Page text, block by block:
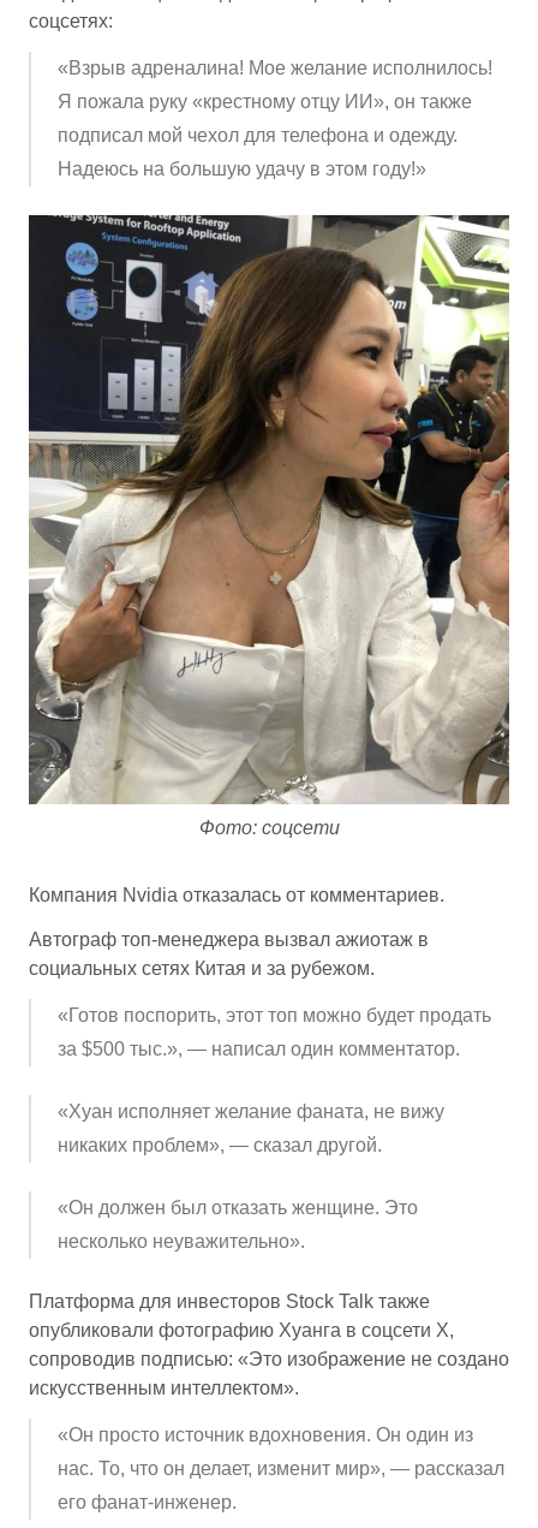
соцсетях:
«Взрыв адреналина! Мое желание исполнилось!
Я пожала руку «крестному отцу ИИ», он также
подписал мой чехол для телефона и одежду.
Надеюсь на большую удачу в этом году!»
Фото: соцсети
Компания Nvidia отказалась от комментариев.
Автограф топ-менеджера вызвал ажиотаж в
социальных сетях Китая и за рубежом.
«Готов поспорить, этот топ можно будет продать
за $500 тыс.», — написал один комментатор.
«Хуан исполняет желание фаната, не вижу
никаких проблем», — сказал другой.
«Он должен был отказать женщине. Это
несколько неуважительно».
Платформа для инвесторов Stock Talk также
опубликовали фотографию Хуанга в соцсети Х,
сопроводив подписью: «Это изображение не создано
искусственным интеллектом».
«Он просто источник вдохновения. Он один из
нас. То, что он делает, изменит мир», — рассказал
его фанат-инженер.